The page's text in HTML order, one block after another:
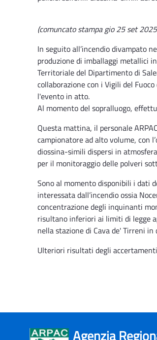
(comuncato stampa gio 25 set
In seguito all’incendio divampato
produzione di imballaggi metallici
Territoriale del Dipartimento di
collaborazione con i Vigili del
l'evento in atto.
Al momento del sopralluogo,
Questa mattina, il personale
campionatore ad alto volume, con
diossina-simili dispersi in
per il monitoraggio delle polveri
Sono al momento disponibili i dati
interessata dall’incendio ossia
concentrazione degli inquinanti
risultano inferiori ai limiti di legge
nella stazione di Cava de' Tirreni
Ulteriori risultati degli
Agenzia